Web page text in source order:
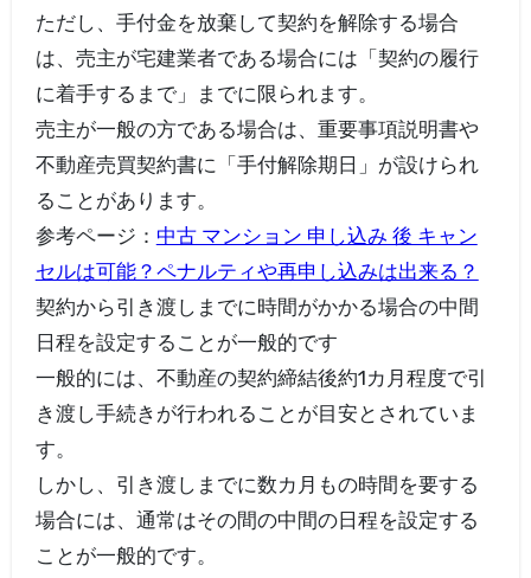
ただし、手付金を放棄して契約を解除する場合
は、売主が宅建業者である場合には「契約の履行
に着手するまで」までに限られます。
売主が一般の方である場合は、重要事項説明書や
不動産売買契約書に「手付解除期日」が設けられ
ることがあります。
参考ページ： 中古 マンション 申し込み 後 キャン
セルは可能？ペナルティや再申し込みは出来る？
契約から引き渡しまでに時間がかかる場合の中間
日程を設定することが一般的です
一般的には、不動産の契約締結後約1カ月程度で引
き渡し手続きが行われることが目安とされていま
す。
しかし、引き渡しまでに数カ月もの時間を要する
場合には、通常はその間の中間の日程を設定する
ことが一般的です。